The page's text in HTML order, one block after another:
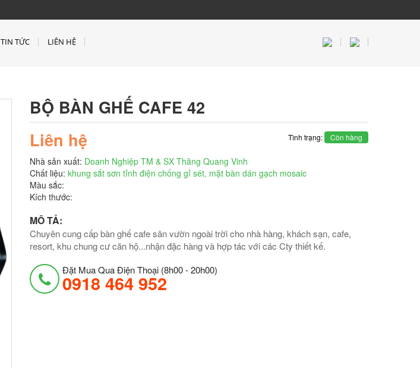
TIN TỨC LIÊN HỆ
BỘ BÀN GHẾ CAFE 42
Liên hệ
Tình trạng: Còn hàng
Nhà sản xuất: Doanh Nghiệp TM & SX Thăng Quang Vinh
Chất liệu: khung sắt sơn tỉnh điện chống gỉ sét, mặt bàn dán gạch mosaic
Màu sắc:
Kích thước:
MÔ TẢ:
Chuyên cung cấp bàn ghế cafe sân vườn ngoài trời cho nhà hàng, khách sạn, cafe,
resort, khu chung cư căn hộ...nhận đặc hàng và hợp tác với các Cty thiết kế.
Đặt Mua Qua Điện Thoại (8h00 - 20h00)
0918 464 952